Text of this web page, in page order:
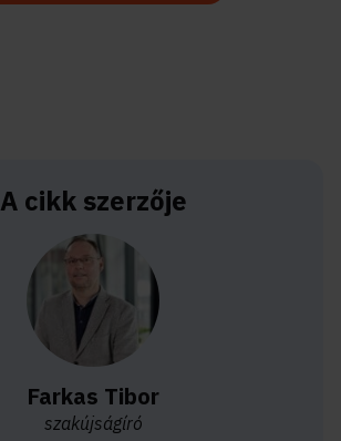
A cikk szerzője
Farkas Tibor
szakújságíró